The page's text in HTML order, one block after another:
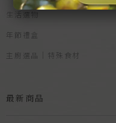
生活選物
年節禮盒
主廚選品｜特殊食材
最新商品